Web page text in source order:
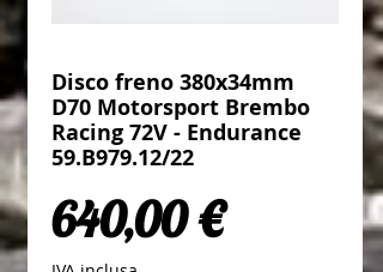
Disco freno 380x34mm
D70 Motorsport Brembo
Racing 72V - Endurance
59.B979.12/22
640,00 €Prezzo